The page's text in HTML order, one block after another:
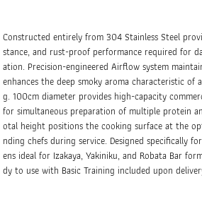
Constructed entirely from 304 Stainless Steel
stance, and rust-proof performance required for
ation. Precision-engineered Airflow system
enhances the deep smoky aroma characteristic of
g. 100cm diameter provides high-capacity
for simultaneous preparation of multiple protein
otal height positions the cooking surface at the
nding chefs during service. Designed specifically
ens ideal for Izakaya, Yakiniku, and Robata Bar
dy to use with Basic Training included upon